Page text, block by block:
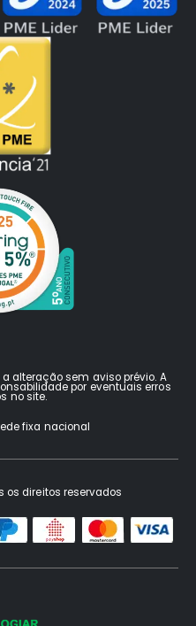
alteração sem aviso prévio. A
por eventuais erros
no site.
fixa nacional
os direitos reservados